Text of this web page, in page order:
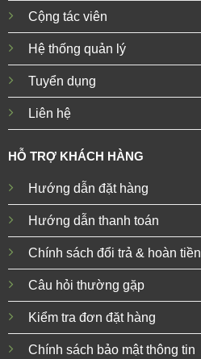
Cộng tác viên
Hệ thống quản lý
Tuyển dụng
Liên hệ
HỖ TRỢ KHÁCH HÀNG
Hướng dẫn đặt hàng
Hướng dẫn thanh toán
Chính sách đổi trả & hoàn tiền
Câu hỏi thường gặp
Kiểm tra đơn đặt hàng
Chính sách bảo mật thông tin